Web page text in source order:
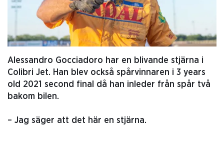
Alessandro Gocciadoro har en blivande stjärna i
Colibri Jet. Han blev också spårvinnaren i 3 years
old 2021 second final då han inleder från spår två
bakom bilen.
– Jag säger att det här en stjärna.